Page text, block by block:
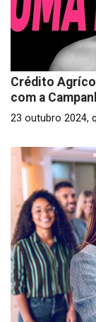
Crédito
com a
23 outubro 2024,